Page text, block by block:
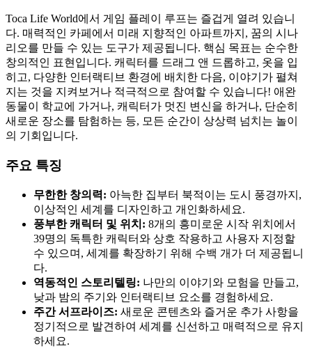
Toca Life World에서 게임 플레이 루프는 즐겁게 열려 있습니
다. 매력적인 카페에서 미래 지향적인 아파트까지, 꿈의 시나
리오를 만들 수 있는 도구가 제공됩니다. 핵심 목표는 순수한
창의적인 표현입니다. 캐릭터를 드래그 앤 드롭하고, 옷을 입
히고, 다양한 인터랙티브 환경에 배치한 다음, 이야기가 펼쳐
지는 것을 지켜보거나 적극적으로 참여할 수 있습니다! 애완
동물이 학교에 가거나, 캐릭터가 멋진 변신을 하거나, 단순히
새로운 장소를 탐험하는 등, 모든 순간이 상상력 넘치는 놀이
의 기회입니다.
주요 특징
무한한 창의력: 아늑한 집부터 북적이는 도시 풍경까지,
이상적인 세계를 디자인하고 개인화하세요.
풍부한 캐릭터 및 위치: 8개의 흥미로운 시작 위치에서
39명의 독특한 캐릭터와 상호 작용하고 사용자 지정할
수 있으며, 세계를 확장하기 위해 수백 개가 더 제공됩니
다.
역동적인 스토리텔링: 나만의 이야기와 모험을 만들고,
낮과 밤의 주기와 인터랙티브 요소를 경험하세요.
주간 서프라이즈: 새로운 콘텐츠와 즐거운 추가 사항을
정기적으로 발견하여 세계를 신선하고 매력적으로 유지
하세요.